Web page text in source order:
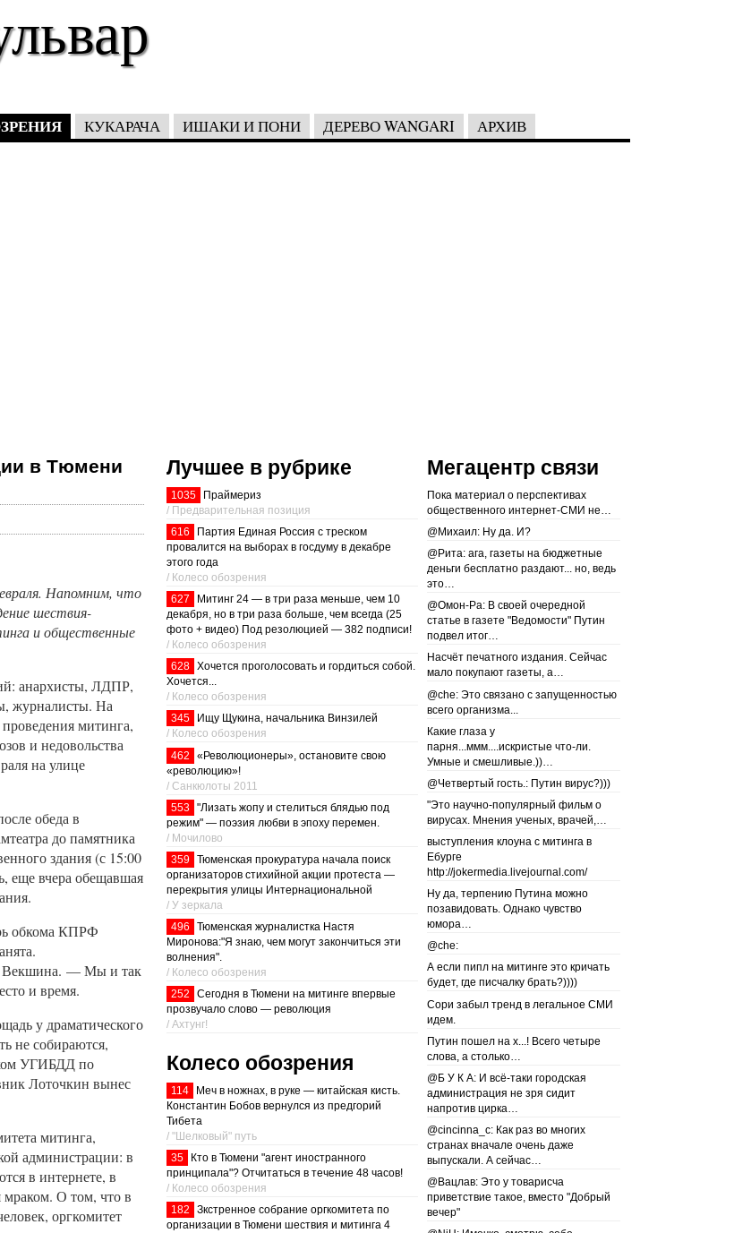
КУКАРАЧА ИШАКИ И ПОНИ ДЕРЕВО WANGARI АРХИВ
в Тюмени
Напомним, что
шествия-
и общественные
анархисты, ЛДПР,
журналисты. На
митинга,
и недовольства
на улице
обеда в
до памятника
здания (с 15:00
еще вчера обещавшая
обкома КПРФ
Векшина. — Мы и так
и время.
у драматического
не собираются,
УГИБДД по
Лоточкин вынес
митинга,
администрации: в
в интернете, в
О том, что в
оргкомитет
Лучшее в рубрике
1035
Праймериз
/ Предварительная позиция
616
Партия Единая Россия с треском
провалится на выборах в госдуму в декабре
этого года
/ Колесо обозрения
627
Митинг 24 — в три раза меньше, чем 10
декабря, но в три раза больше, чем всегда (25
фото + видео) Под резолюцией — 382 подписи!
/ Колесо обозрения
628 Хочется проголосовать и гордиться собой.
Хочется...
/ Колесо обозрения
345
Ищу Щукина, начальника Винзилей
/ Колесо обозрения
462
«Революционеры», остановите свою
«революцию»!
/ Санкюлоты 2011
553 "Лизать жопу и стелиться блядью под
режим" — поэзия любви в эпоху перемен.
/ Мочилово
359 Тюменская прокуратура начала поиск
организаторов стихийной акции протеста —
перекрытия улицы Интернациональной
/ У зеркала
496
Тюменская журналистка Настя
Миронова:"Я знаю, чем могут закончиться эти
волнения".
/ Колесо обозрения
252
Сегодня в Тюмени на митинге впервые
прозвучало слово — революция
/ Ахтунг!
Колесо обозрения
114
Меч в ножнах, в руке — китайская кисть.
Константин Бобов вернулся из предгорий
Тибета
/ "Шелковый" путь
35
Кто в Тюмени "агент иностранного
принципала"? Отчитаться в течение 48 часов!
/ Колесо обозрения
182
Зкстренное собрание оргкомитета по
организации в Тюмени шествия и митинга 4
Мегацентр связи
Пока материал о перспективах
общественного интернет-СМИ не…
@Михаил: Ну да. И?
@Рита: ага, газеты на бюджетные
деньги бесплатно раздают... но, ведь
это…
@Омон-Ра: В своей очередной
статье в газете "Ведомости" Путин
подвел итог…
Насчёт печатного издания. Сейчас
мало покупают газеты, а…
@che: Это связано с запущенностью
всего организма...
Какие глаза у
парня...ммм....искристые что-ли.
Умные и смешливые.))…
@Четвертый гость.: Путин вирус?)))
"Это научно-популярный фильм о
вирусах. Мнения ученых, врачей,…
выступления клоуна с митинга в
Ебурге
http://jokermedia.livejournal.com/
Ну да, терпению Путина можно
позавидовать. Однако чувство
юмора…
@che:
А если пипл на митинге это кричать
будет, где писчалку брать?))))
Сори забыл тренд в легальное СМИ
идем.
Путин пошел на х...! Всего четыре
слова, а столько…
@Б У К А: И всё-таки городская
администрация не зря сидит
напротив цирка…
@cincinna_c: Как раз во многих
странах вначале очень даже
выпускали. А сейчас…
@Вацлав: Это у товарисча
приветствие такое, вместо "Добрый
вечер"